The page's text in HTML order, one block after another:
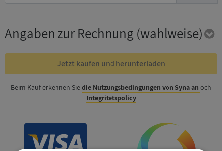
Angaben zur Rechnung (wahlweise)
Jetzt kaufen und herunterladen
Beim Kauf erkennen Siedie Nutzungsbedingungen von Syna an och
Integritetspolicy